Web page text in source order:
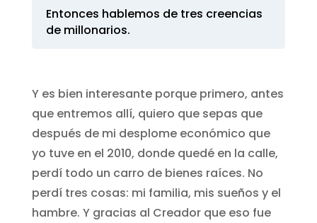
Entonces hablemos de tres creencias
de millonarios.
Y es bien interesante porque primero, antes
que entremos allí, quiero que sepas que
después de mi desplome económico que
yo tuve en el 2010, donde quedé en la calle,
perdí todo un carro de bienes raíces. No
perdí tres cosas: mi familia, mis sueños y el
hambre. Y gracias al Creador que eso fue